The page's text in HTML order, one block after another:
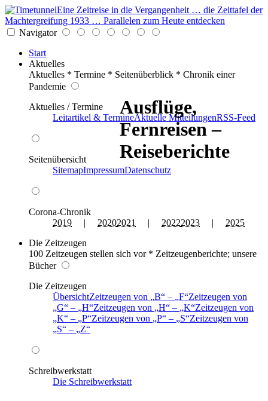
Eine Zeitreise in die Vergangenheit … die Zeittafel der
Machtergreifung 1933 … Parallelen zum Heute entdecken
Navigator
Start
Aktuelles
Aktuelles * Termine * Seitenüberblick * Chronik einer
Pandemie
Aktuelles / Termine
Leitartikel & TermineAktuelle MitteilungenRSS-Feed
Seitenübersicht
SitemapImpressumDatenschutz
Corona-Chronik
2019 | 20202021 | 20222023 | 2025
Die Zeitzeugen
100 Zeitzeugen stellen sich vor * Zeitzeugenberichte; unsere
Bücher
Die Zeitzeugen
ÜbersichtZeitzeugen von B – F Zeitzeugen von
G
– H Zeitzeugen von H – K Zeitzeugen von
K
– P Zeitzeugen von P – S Zeitzeugen von
S
– Z
Schreibwerkstatt
Die Schreibwerkstatt
Ausflüge,
Fernreisen –
Reiseberichte